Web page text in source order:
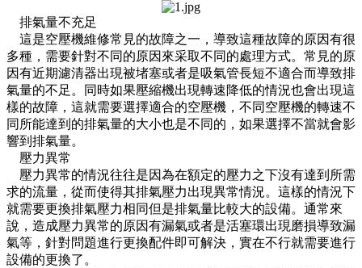
排氣量不充足
這是空壓機維修常見的故障之一，導致這種故障的原因有很
多種，需要針對不同的原因來采取不同的處理方式。常見的原
因有近期濾清器出現被堵塞或者是吸氣管長短不適合而導致排
氣量的不足。同時如果壓縮機出現轉速降低的情況也會出現這
樣的故障，這就需要選擇適合的空壓機，不同空壓機的轉速不
同所能達到的排氣量的大小也是不同的，如果選擇不當就會影
響到排氣量。
壓力異常
壓力異常的情況往往是因為在額定的壓力之下沒有達到所需
求的流量，從而使得其排氣壓力出現異常情況。這樣的情況下
就需要更換排氣壓力相同但是排氣量比較大的設備。通常來
說，造成壓力異常的原因有漏氣或者是活塞環出現磨損導致漏
氣等，針對問題進行更換配件即可解決，實在不行就需要進行
設備的更換了。